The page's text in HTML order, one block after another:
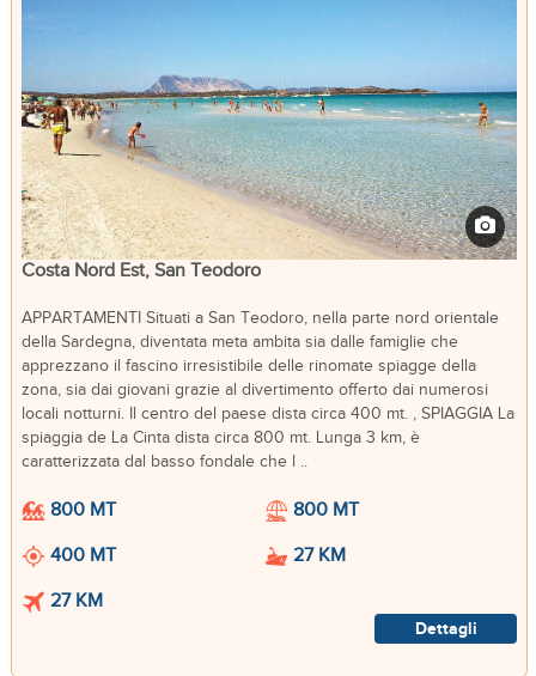
Costa Nord Est, San Teodoro
APPARTAMENTI Situati a San Teodoro, nella parte nord orientale
della Sardegna, diventata meta ambita sia dalle famiglie che
apprezzano il fascino irresistibile delle rinomate spiagge della
zona, sia dai giovani grazie al divertimento offerto dai numerosi
locali notturni. Il centro del paese dista circa 400 mt. , SPIAGGIA La
spiaggia de La Cinta dista circa 800 mt. Lunga 3 km, è
caratterizzata dal basso fondale che l ..
800 MT
800 MT
400 MT
27 KM
27 KM
Dettagli